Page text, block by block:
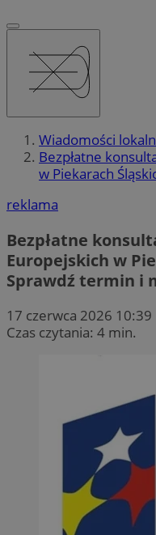
Wiadomości
Bezpłatne
w Piekarach
reklama
Bezpłatne
Europejskich w
Sprawdź termin i
17 czerwca 2026 10:39
Czas czytania: 4 min.